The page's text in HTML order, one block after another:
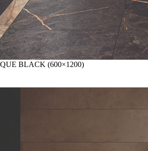
BLACK (600×1200)